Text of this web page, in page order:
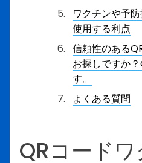
ワクチンや予
使用する利点
信頼性のある
お探しですか
す。
よくある質問
QRコード